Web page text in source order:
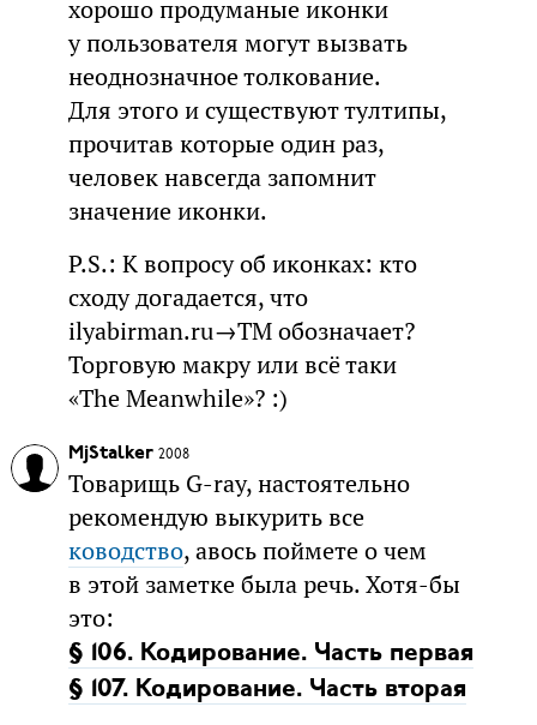
хорошо продуманые иконки
у пользователя могут вызвать
неоднозначное толкование.
Для этого и существуют тултипы,
прочитав которые один раз,
человек навсегда запомнит
значение иконки.
P.S.: К вопросу об иконках: кто
сходу догадается, что
ilyabirman.ru→ТМ обозначает?
Торговую макру или всё таки
«The Meanwhile»? :)
MjStalker 2008
Товарищь G-ray, настоятельно
рекомендую выкурить все
ководство, авось поймете о чем
в этой заметке была речь. Хотя-бы
это:
§ 106. Кодирование. Часть первая
§ 107. Кодирование. Часть вторая